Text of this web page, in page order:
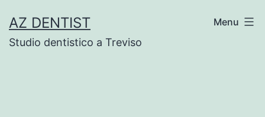
to
content
AZ DENTIST
Studio dentistico a Treviso
Menu